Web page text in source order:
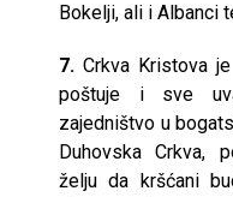
Bokelji, ali i Albanci
7. Crkva Kristova
poštuje i sve
zajedništvo u
Duhovska Crkva,
želju da kršćani